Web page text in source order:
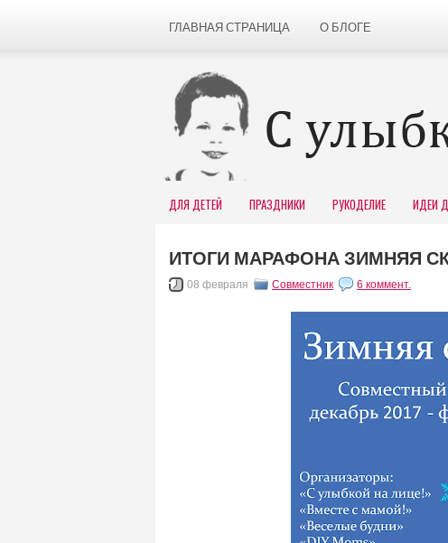
ГЛАВНАЯ СТРАНИЦА О БЛОГЕ
ДЛЯ ДЕТЕЙ ПРАЗДНИКИ РУКОДЕЛИЕ ИДЕИ
ИТОГИ МАРАФОНА ЗИМНЯЯ
08 февраля Совместник 6 коммент.